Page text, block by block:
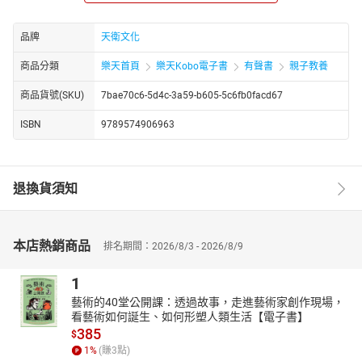
又著急地來找她時，阿玲卻已經釋懷地走出生氣的情緒。
當孩子大發脾氣時，父母該怎麼辦呢？提供情緒教育三妙方：
三、穩定大人自己的情緒。讓我們一起跟跟生氣說Bye Bye。
親應該以寬容的心去了解孩子的性格，耐心引導孩子認識自己，訓
練孩子以積極樂觀的態度來面對問題，做一個健康快樂的人。
品牌 天衛文化
商品分類 樂天首頁 樂天Kobo電子書 有聲書 親子教養
商品貨號(SKU) 7bae70c6-5d4c-3a59-b605-5c6fb0facd67
ISBN 9789574906963
退換貨須知
本店熱銷商品 排名期間：2026/8/3 - 2026/8/9
1
藝術的40堂公開課：透過故事，走進藝術家創作現場，
看藝術如何誕生、如何形塑人類生活【電子書】
$385
1 % (賺3點)